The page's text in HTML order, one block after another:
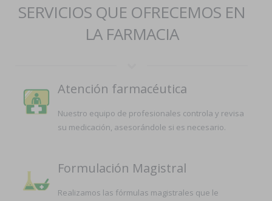
SERVICIOS QUE OFRECEMOS EN
LA FARMACIA
Atención farmacéutica
Nuestro equipo de profesionales controla y revisa
su medicación, asesorándole si es necesario.
Formulación Magistral
Realizamos las fórmulas magistrales que le